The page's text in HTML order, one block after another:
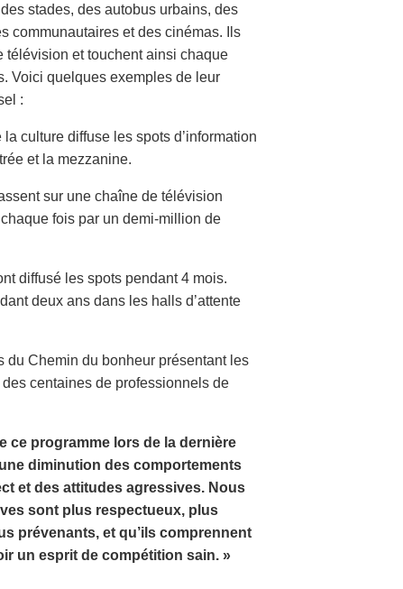
stades, des autobus urbains, des
communautaires et des cinémas. Ils
télévision et touchent ainsi chaque
Voici quelques exemples de leur
:
culture diffuse les spots d’information
et la mezzanine.
sur une chaîne de télévision
fois par un demi-million de
diffusé les spots pendant 4 mois.
deux ans dans les halls d’attente
du Chemin du bonheur présentant les
centaines de professionnels de
ce programme lors de la dernière
diminution des comportements
et des attitudes agressives. Nous
sont plus respectueux, plus
prévenants, et qu’ils comprennent
un esprit de compétition sain. »